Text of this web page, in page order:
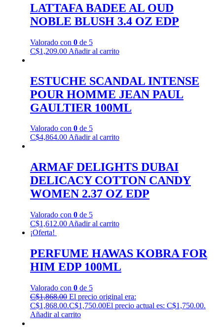
LATTAFA BADEE AL OUD
NOBLE BLUSH 3.4 OZ EDP
Valorado con 0de 5
C$1,209.00 Añadir al carrito
ESTUCHE SCANDAL INTENSE
POUR HOMME JEAN PAUL
GAULTIER 100ML
Valorado con 0de 5
C$4,864.00Añadir al carrito
ARMAF DELIGHTS DUBAI
DELICACY COTTON CANDY
WOMEN 2.37 OZ EDP
Valorado con 0de 5
C$1,612.00 Añadir al carrito
¡Oferta!
PERFUME HAWAS KOBRA FOR
HIM EDP 100ML
Valorado con 0de 5
C$1,868.00 El precio original era:
C$1,868.00.C$1,750.00El precio actual es: C$1,750.00.
Añadir al carrito